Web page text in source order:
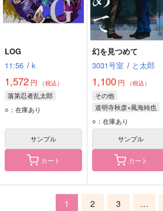
LOG
11:56 / k
1,572 円 （税込）
落第忍者乱太郎
○：在庫あり
サンプル
カート
幻を見つめて
3031号室 / と太郎
1,100 円 （税込）
その他
道明寺秋彦×風海純也
風海純也
○：在庫あり
サンプル
カート
1 2 3 …